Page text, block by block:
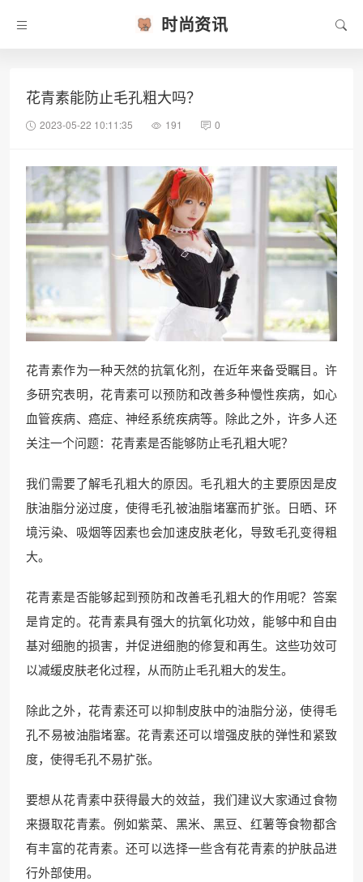
时尚资讯
花青素能防止毛孔粗大吗？
2023-05-22 10:11:35 191 0
花青素作为一种天然的抗氧化剂，在近年来备受瞩目。许
多研究表明，花青素可以预防和改善多种慢性疾病，如心
血管疾病、癌症、神经系统疾病等。除此之外，许多人还
关注一个问题：花青素是否能够防止毛孔粗大呢？
我们需要了解毛孔粗大的原因。毛孔粗大的主要原因是皮
肤油脂分泌过度，使得毛孔被油脂堵塞而扩张。日晒、环
境污染、吸烟等因素也会加速皮肤老化，导致毛孔变得粗
大。
花青素是否能够起到预防和改善毛孔粗大的作用呢？答案
是肯定的。花青素具有强大的抗氧化功效，能够中和自由
基对细胞的损害，并促进细胞的修复和再生。这些功效可
以减缓皮肤老化过程，从而防止毛孔粗大的发生。
除此之外，花青素还可以抑制皮肤中的油脂分泌，使得毛
孔不易被油脂堵塞。花青素还可以增强皮肤的弹性和紧致
度，使得毛孔不易扩张。
要想从花青素中获得最大的效益，我们建议大家通过食物
来摄取花青素。例如紫菜、黑米、黑豆、红薯等食物都含
有丰富的花青素。还可以选择一些含有花青素的护肤品进
行外部使用。